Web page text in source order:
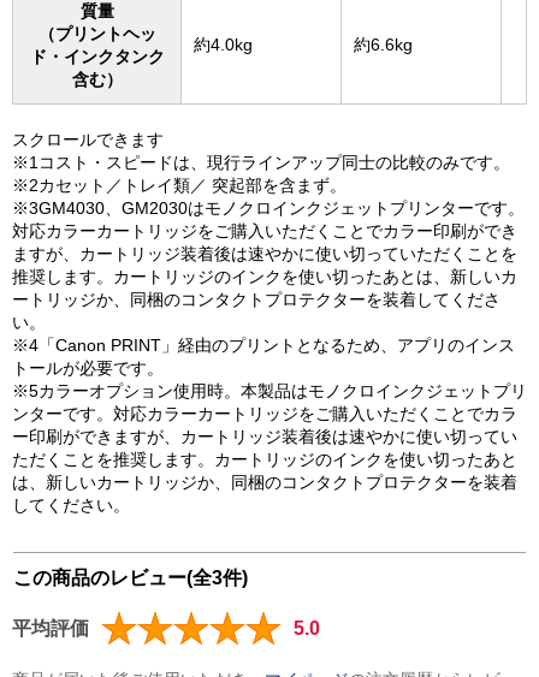
質量
（プリントヘッ
ド・インクタンク
含む）
約4.0kg 約6.6kg
スクロールできます
※1コスト・スピードは、現行ラインアップ同士の比較のみです。
※2カセット／トレイ類／ 突起部を含まず。
※3GM4030、GM2030はモノクロインクジェットプリンターです。
対応カラーカートリッジをご購入いただくことでカラー印刷ができ
ますが、カートリッジ装着後は速やかに使い切っていただくことを
推奨します。カートリッジのインクを使い切ったあとは、新しいカ
ートリッジか、同梱のコンタクトプロテクターを装着してくださ
い。
※4「Canon PRINT」経由のプリントとなるため、アプリのインス
トールが必要です。
※5カラーオプション使用時。本製品はモノクロインクジェットプリ
ンターです。対応カラーカートリッジをご購入いただくことでカラ
ー印刷ができますが、カートリッジ装着後は速やかに使い切ってい
ただくことを推奨します。カートリッジのインクを使い切ったあと
は、新しいカートリッジか、同梱のコンタクトプロテクターを装着
してください。
この商品のレビュー(全3件)
平均評価 5.0